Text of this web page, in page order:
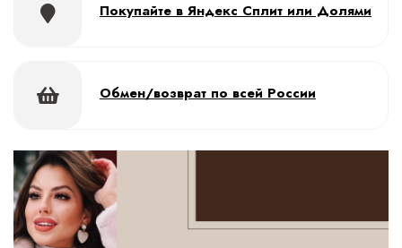
Покупайте в Яндекс Сплит или Долями
Обмен/возврат по всей России